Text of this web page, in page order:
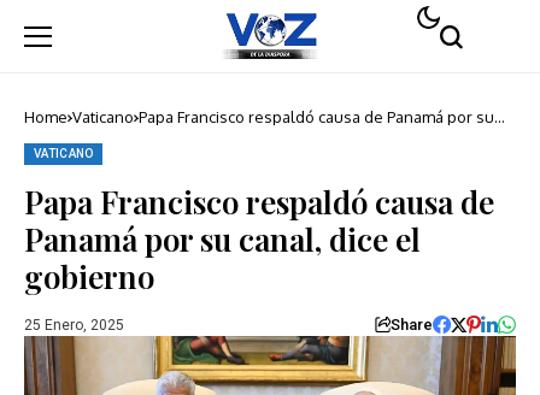
Home Vaticano Papa Francisco respaldó causa de Panamá por su
VATICANO
Papa Francisco respaldó causa de
Panamá por su canal, dice el
gobierno
25 Enero, 2025 Share